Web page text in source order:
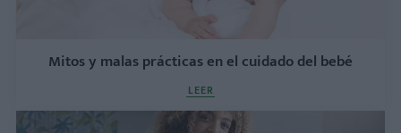
Mitos y malas prácticas en el cuidado del bebé
LEER